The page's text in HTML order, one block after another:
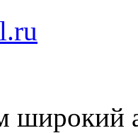
широкий